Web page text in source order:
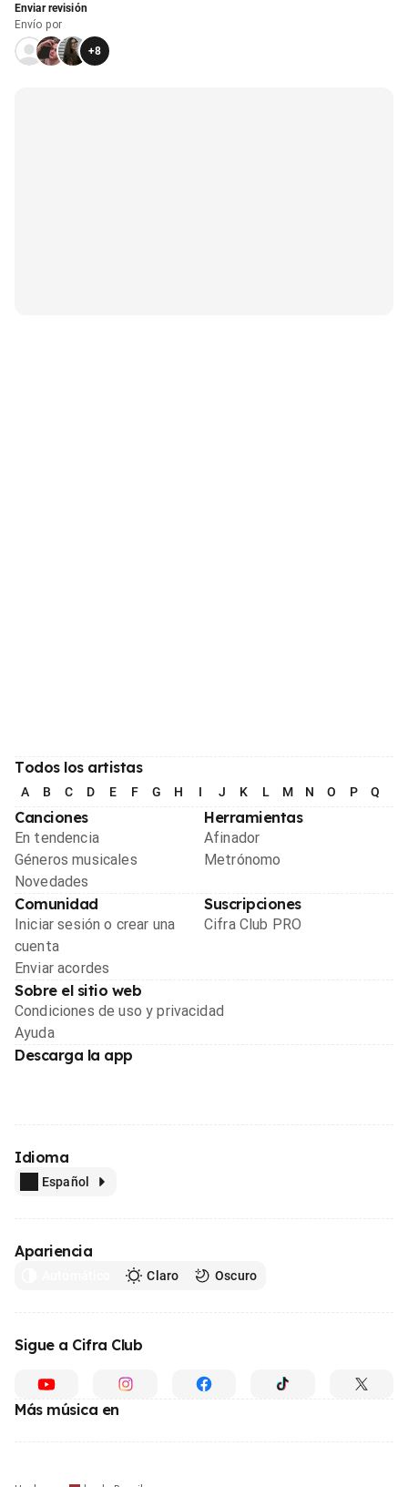
Enviar revisión
Envío por
+8
Todos los artistas
A B C D E F G H I J K L M N O P Q
Canciones
En tendencia
Géneros musicales
Novedades
Herramientas
Afinador
Metrónomo
Comunidad
Iniciar sesión o crear una
cuenta
Enviar acordes
Suscripciones
Cifra Club PRO
Sobre el sitio web
Condiciones de uso y privacidad
Ayuda
Descarga la app
Idioma
Español
Apariencia
Claro Oscuro
Sigue a Cifra Club
Más música en